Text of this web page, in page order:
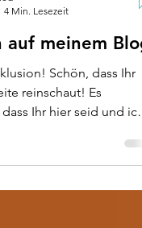
4 Min. Lesezeit
meinem Blog
Schön, dass Ihr
reinschaut! Es
Ihr hier seid und ich